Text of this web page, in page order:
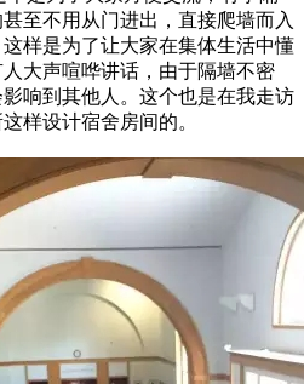
至不用从门进出，直接爬墙而入
这样是为了让大家在集体生活中懂
大声喧哗讲话，由于隔墙不密
响到其他人。这个也是在我走访
样设计宿舍房间的。